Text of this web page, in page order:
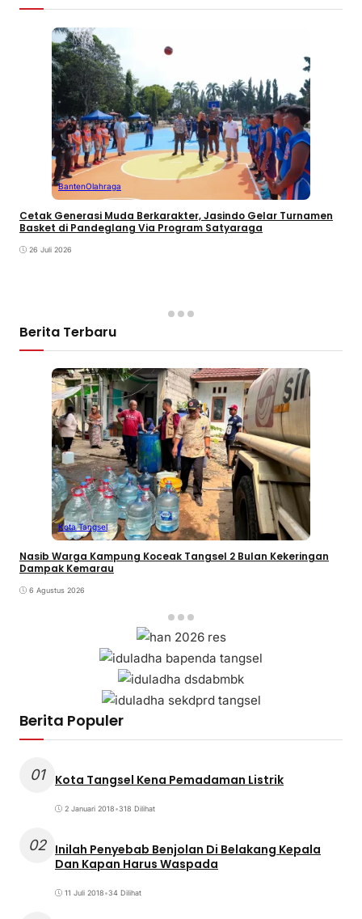
BantenOlahraga
Cetak Generasi Muda Berkarakter, Jasindo Gelar Turnamen
Basket di Pandeglang Via Program Satyaraga
26 Juli 2026
Berita Terbaru
Kota Tangsel
Nasib Warga Kampung Koceak Tangsel 2 Bulan Kekeringan
Dampak Kemarau
6 Agustus 2026
Berita Populer
01 Kota Tangsel Kena Pemadaman Listrik
2 Januari 2018•318 Dilihat
02 Inilah Penyebab Benjolan Di Belakang Kepala
Dan Kapan Harus Waspada
11 Juli 2018•34 Dilihat